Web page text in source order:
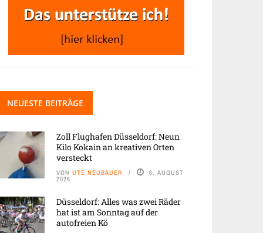
NEUESTE BEITRÄGE
Zoll Flughafen Düsseldorf: Neun
Kilo Kokain an kreativen Orten
versteckt
VON UTE NEUBAUER 6. AUGUST
2026
Düsseldorf: Alles was zwei Räder
hat ist am Sonntag auf der
autofreien Kö